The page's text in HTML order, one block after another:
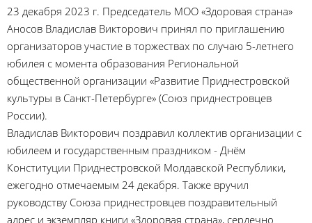
23 декабря 2023 г. Председатель МОО «Здоровая страна»
Аносов Владислав Викторович принял по приглашению
организаторов участие в торжествах по случаю 5-летнего
юбилея с момента образования Региональной
общественной организации «Развитие Приднестровской
культуры в Санкт-Петербурге» (Союз приднестровцев
России).
Владислав Викторович поздравил коллектив организации с
юбилеем и государственным праздником - Днём
Конституции Приднестровской Молдавской Республики,
ежегодно отмечаемым 24 декабря. Также вручил
руководству Союза приднестровцев поздравительный
адрес и экземпляр книги «Здоровая страна», сердечно